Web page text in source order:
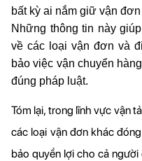
bất kỳ ai nắm giữ vận
Những thông tin này
về các loại vận đơn và
bảo việc vận chuyển
đúng pháp luật.
Tóm lại, trong lĩnh vực vận
các loại vận đơn khác
bảo quyền lợi cho cả